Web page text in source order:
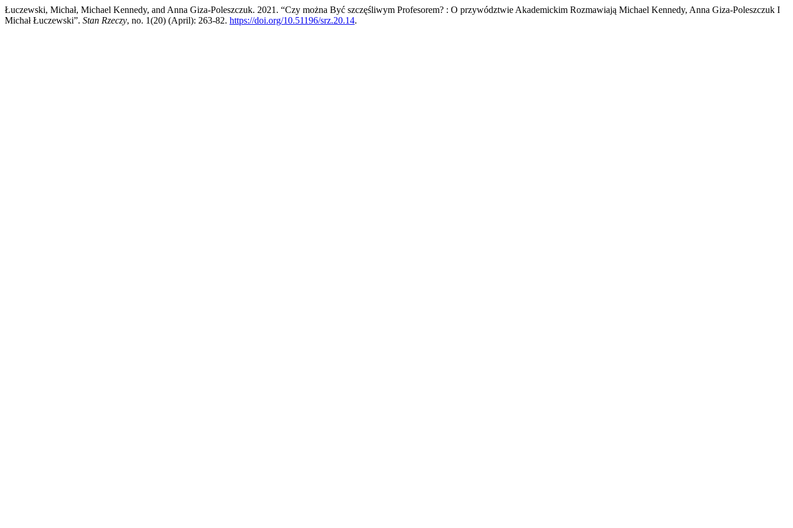
Łuczewski, Michał, Michael Kennedy, and Anna Giza-Poleszczuk. 2021. “Czy można Być szczęśliwym Profesorem? : O przywództwie Akademickim Rozmawiają Michael Kennedy, Anna Giza-Poleszczuk I
Michał Łuczewski”. Stan Rzeczy, no. 1(20) (April): 263-82. https://doi.org/10.51196/srz.20.14.